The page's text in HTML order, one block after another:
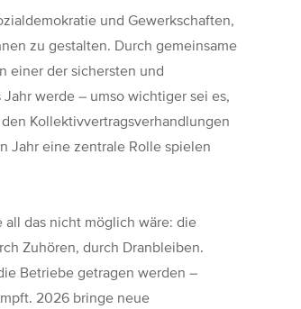
und Gewerkschaften,
zu gestalten. Durch gemeinsame
einer der sichersten und
werde – umso wichtiger sei es,
Kollektivvertragsverhandlungen
Jahr eine zentrale Rolle spielen
das nicht möglich wäre: die
Zuhören, durch Dranbleiben.
Betriebe getragen werden –
2026 bringe neue